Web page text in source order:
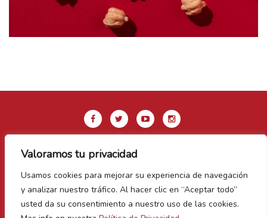
Valoramos tu privacidad
Usamos cookies para mejorar su experiencia de navegación
y analizar nuestro tráfico. Al hacer clic en “Aceptar todo”
usted da su consentimiento a nuestro uso de las cookies.
Aviso legal y Política de privacidad
Política de Cookies
Contacto